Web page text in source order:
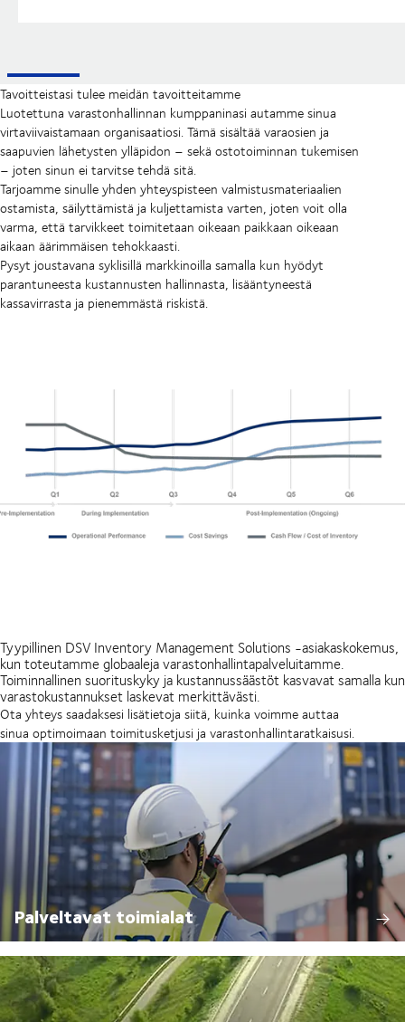
Tavoitteistasi tulee meidän tavoitteitamme
Luotettuna varastonhallinnan kumppaninasi autamme sinua
virtaviivaistamaan organisaatiosi. Tämä sisältää varaosien ja
saapuvien lähetysten ylläpidon – sekä ostotoiminnan tukemisen
– joten sinun ei tarvitse tehdä sitä.
Tarjoamme sinulle yhden yhteyspisteen valmistusmateriaalien
ostamista, säilyttämistä ja kuljettamista varten, joten voit olla
varma, että tarvikkeet toimitetaan oikeaan paikkaan oikeaan
aikaan äärimmäisen tehokkaasti.
Pysyt joustavana syklisillä markkinoilla samalla kun hyödyt
parantuneesta kustannusten hallinnasta, lisääntyneestä
kassavirrasta ja pienemmästä riskistä.
Tyypillinen DSV Inventory Management Solutions -asiakaskokemus,
kun toteutamme globaaleja varastonhallintapalveluitamme.
Toiminnallinen suorituskyky ja kustannussäästöt kasvavat samalla kun
varastokustannukset laskevat merkittävästi.
Ota yhteys saadaksesi lisätietoja siitä, kuinka voimme auttaa
sinua optimoimaan toimitusketjusi ja varastonhallintaratkaisusi.
Palveltavat toimialat